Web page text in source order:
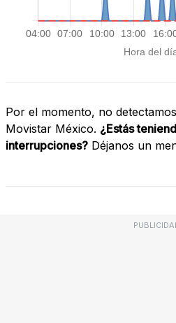
Por el momento, no
Movistar México. ¿Estás
interrupciones? Déjanos un